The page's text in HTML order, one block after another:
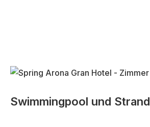
Swimmingpool und Strand